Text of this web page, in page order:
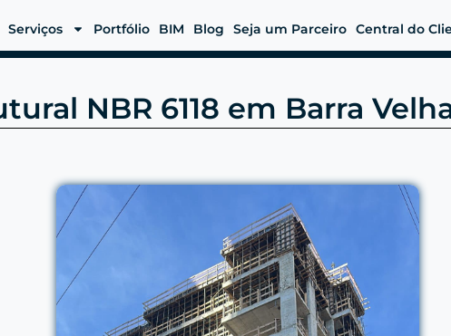
Serviços Portfólio BIM Blog Seja um Parceiro Central do
NBR 6118 em Barra